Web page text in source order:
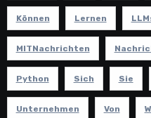
Können Lernen
MITNachrichten
Python Sich Sie
Unternehmen Von